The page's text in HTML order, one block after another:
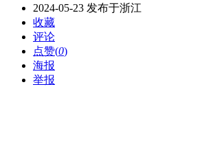
2024-05-23 发布于浙江
收藏
评论
点赞(0)
海报
举报